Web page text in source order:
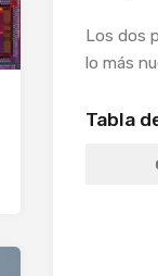
Los dos
lo más
Tabla